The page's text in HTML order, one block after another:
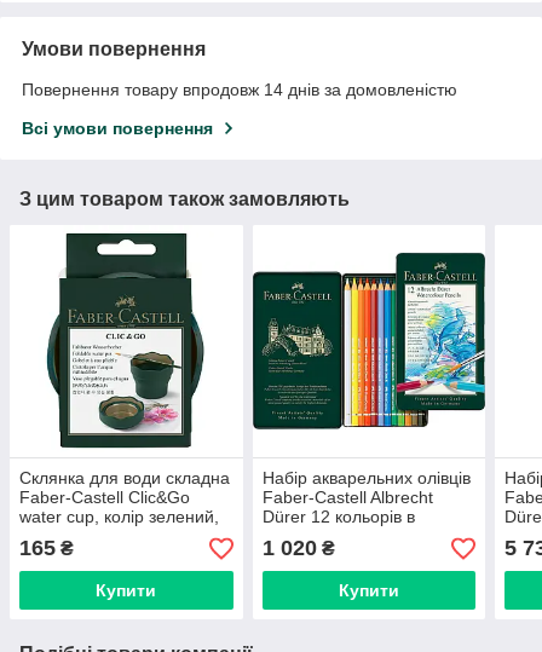
Умови повернення
Повернення товару впродовж 14 днів за домовленістю
Всі умови повернення
З цим товаром також замовляють
Склянка для води складна
Faber-Castell Clic&Go
water cup, колір зелений,
181520
165 ₴
Купити
Набір акварельних олівців
Faber-Castell Albrecht
Dürer 12 кольорів в
металевій коробці, 117512
1 020₴
Купити
5